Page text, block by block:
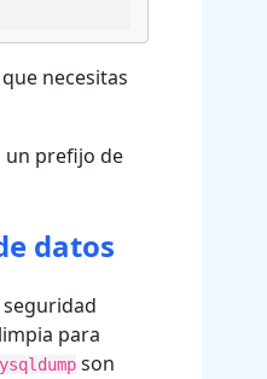
necesitas
un prefijo de
datos
para
son